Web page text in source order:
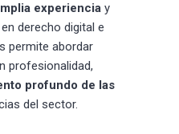
experienciay
derecho digital e
permite abordar
profesionalidad,
profundo de las
del sector.